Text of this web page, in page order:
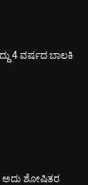
4 ವರ್ಷದ ಬಾಲಕಿ
ಅದು ಶೋಷಿತರ